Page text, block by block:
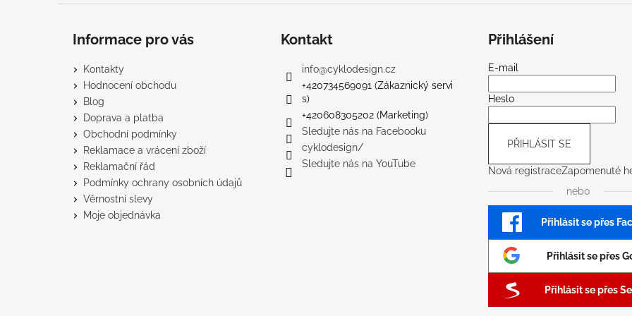
Informace pro vás
Kontakty
Hodnocení obchodu
Blog
Doprava a platba
Obchodní podmínky
Reklamace a vrácení zboží
Reklamační řád
Podmínky ochrany osobních údajů
Věrnostní slevy
Moje objednávka
Kontakt
info@cyklodesign.cz
+420734569091 (Zákaznický servi
s)
+420608305202 (Marketing)
Sledujte nás na Facebooku
cyklodesign/
Sledujte nás na YouTube
Přihlášení
E-mail
Heslo
PŘIHLÁSIT SE
Nová registraceZapomenuté
nebo
Přihlásit se přes
Přihlásit se přes
Přihlásit se přes